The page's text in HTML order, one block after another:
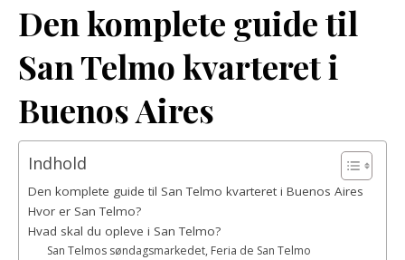
Den komplete guide til
San Telmo kvarteret i
Buenos Aires
Indhold
Den komplete guide til San Telmo kvarteret i Buenos Aires
Hvor er San Telmo?
Hvad skal du opleve i San Telmo?
San Telmos søndagsmarkedet, Feria de San Telmo